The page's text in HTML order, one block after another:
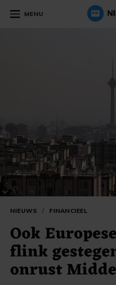
MENU
NIEUWS / FINANCIEEL
Ook
flink
onrust